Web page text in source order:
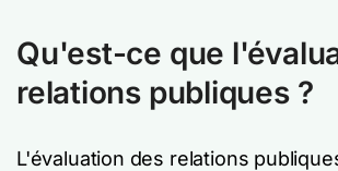
Qu'est-ce que
relations publiques ?
L'évaluation des relations